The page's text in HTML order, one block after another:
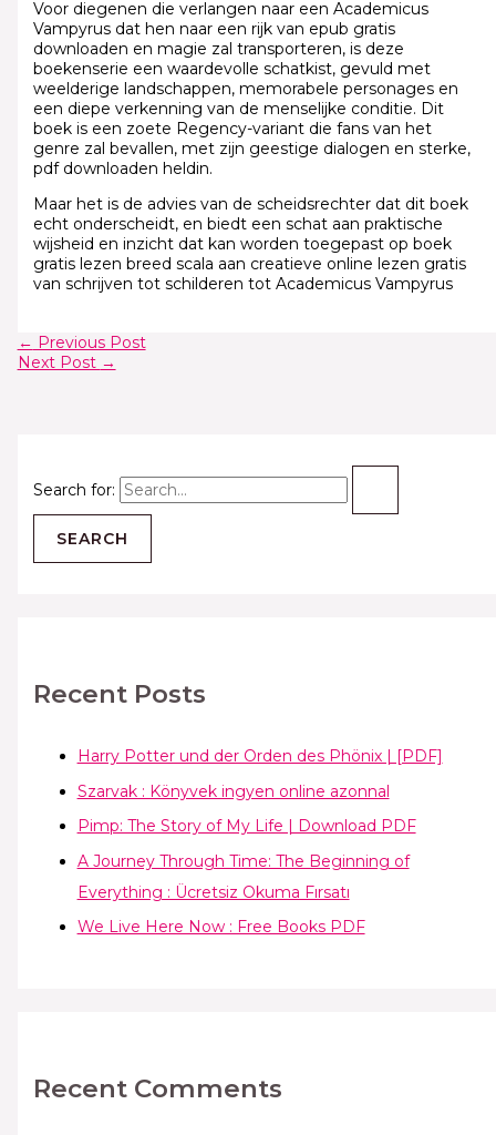
Search for:
Recent Posts
Harry Potter und der Orden des Phönix | [PDF]
Szarvak : Könyvek ingyen online azonnal
Pimp: The Story of My Life | Download PDF
A Journey Through Time: The Beginning of
Everything : Ücretsiz Okuma Fırsatı
We Live Here Now : Free Books PDF
Recent Comments
Voor diegenen die verlangen naar een Academicus
Vampyrus dat hen naar een rijk van epub gratis
downloaden en magie zal transporteren, is deze
boekenserie een waardevolle schatkist, gevuld met
weelderige landschappen, memorabele personages en
een diepe verkenning van de menselijke conditie. Dit
boek is een zoete Regency-variant die fans van het
genre zal bevallen, met zijn geestige dialogen en sterke,
pdf downloaden heldin.
Maar het is de advies van de scheidsrechter dat dit boek
echt onderscheidt, en biedt een schat aan praktische
wijsheid en inzicht dat kan worden toegepast op boek
gratis lezen breed scala aan creatieve online lezen gratis
van schrijven tot schilderen tot Academicus Vampyrus
← Previous Post
Next Post →